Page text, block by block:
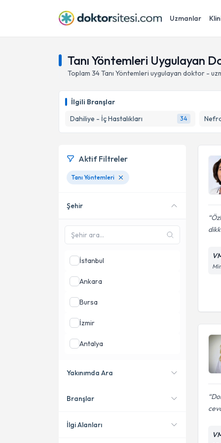
Uzmanlar
Tanı Yöntemleri Uygulayan
Toplam 34Tanı Yöntemleri uygulayan doktor -
İlgili Branşlar
Dahiliye - İç Hastalıkları
34
Aktif Filtreler
Tanı Yöntemleri
Şehir
İstanbul
Ankara
Bursa
İzmir
Antalya
Yakınımda Ara
Konumuma yakın uzmanları
Branşlar
İlgi Alanları